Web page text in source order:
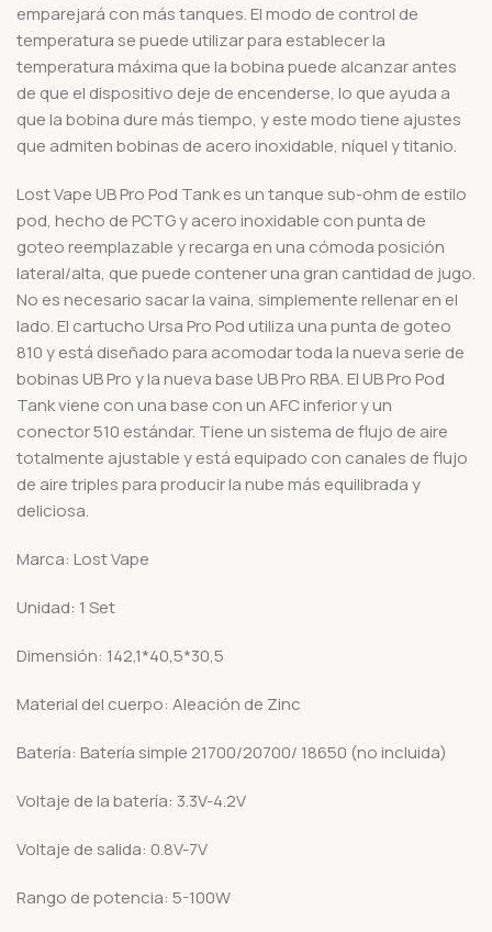
emparejará con más tanques. El modo de control de
temperatura se puede utilizar para establecer la
temperatura máxima que la bobina puede alcanzar antes
de que el dispositivo deje de encenderse, lo que ayuda a
que la bobina dure más tiempo, y este modo tiene ajustes
que admiten bobinas de acero inoxidable, níquel y titanio.
Lost Vape UB Pro Pod Tank es un tanque sub-ohm de estilo
pod, hecho de PCTG y acero inoxidable con punta de
goteo reemplazable y recarga en una cómoda posición
lateral/alta, que puede contener una gran cantidad de jugo.
No es necesario sacar la vaina, simplemente rellenar en el
lado. El cartucho Ursa Pro Pod utiliza una punta de goteo
810 y está diseñado para acomodar toda la nueva serie de
bobinas UB Pro y la nueva base UB Pro RBA. El UB Pro Pod
Tank viene con una base con un AFC inferior y un
conector 510 estándar. Tiene un sistema de flujo de aire
totalmente ajustable y está equipado con canales de flujo
de aire triples para producir la nube más equilibrada y
deliciosa.
Marca: Lost Vape
Unidad: 1 Set
Dimensión: 142,1*40,5*30,5
Material del cuerpo: Aleación de Zinc
Batería: Batería simple 21700/20700/ 18650 (no incluida)
Voltaje de la batería: 3.3V-4.2V
Voltaje de salida: 0.8V-7V
Rango de potencia: 5-100W